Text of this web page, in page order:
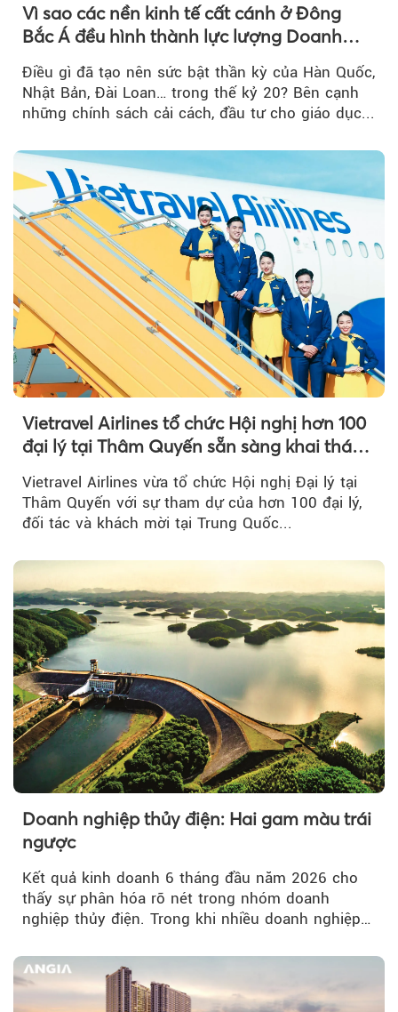
Vì sao các nền kinh tế cất cánh ở Đông
Bắc Á đều hình thành lực lượng Doanh
Điều gì đã tạo nên sức bật thần kỳ của Hàn Quốc,
Nhật Bản, Đài Loan… trong thế kỷ 20? Bên cạnh
những chính sách cải cách, đầu tư cho giáo dục...
Vietravel Airlines tổ chức Hội nghị hơn 100
đại lý tại Thâm Quyến sẵn sàng khai thác
đường bay thẳng TP.HCM - Thâm Quyến
Vietravel Airlines vừa tổ chức Hội nghị Đại lý tại
Thâm Quyến với sự tham dự của hơn 100 đại lý,
đối tác và khách mời tại Trung Quốc...
Doanh nghiệp thủy điện: Hai gam màu trái
ngược
Kết quả kinh doanh 6 tháng đầu năm 2026 cho
thấy sự phân hóa rõ nét trong nhóm doanh
nghiệp thủy điện. Trong khi nhiều doanh nghiệp